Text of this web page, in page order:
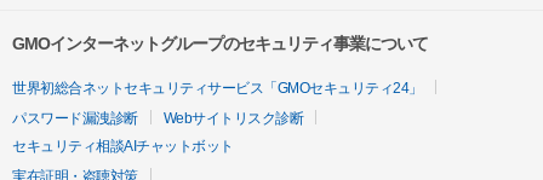
GMOインターネットグループのセキュリティ事業について
世界初総合ネットセキュリティサービス「GMOセキュリティ24」
パスワード漏洩診断
Webサイトリスク診断
セキュリティ相談AIチャットボット
実在証明・盗聴対策